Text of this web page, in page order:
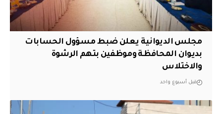
مجلس الديوانية يعلن ضبط مسؤول الحسابات
بديوان المحافظة وموظفين بتهم الرشوة
والاختلاس
قبل أسبوع واحد